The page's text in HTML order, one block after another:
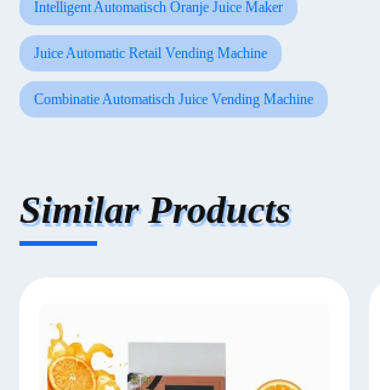
Intelligent Automatisch Oranje Juice Maker
Juice Automatic Retail Vending Machine
Combinatie Automatisch Juice Vending Machine
Similar Products